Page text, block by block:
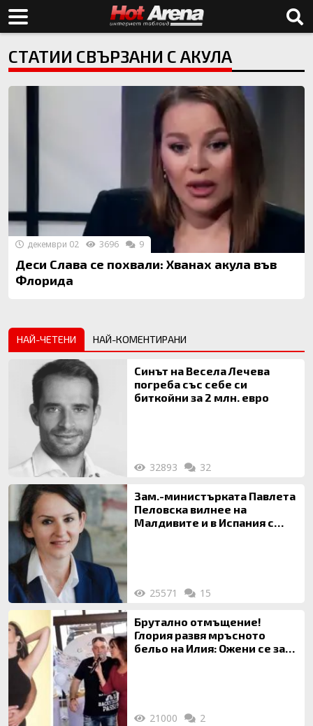
СТАТИИ СВЪРЗАНИ С АКУЛА
Деси Слава се похвали: Хванах акула във
Флорида
декември 02 3696 9
НАЙ-ЧЕТЕНИ НАЙ-КОМЕНТИРАНИ
Синът на Весела Лечева
погреба със себе си
биткойни за 2 млн. евро
32893 32
Зам.-министърката Павлета
Пеловска вилнее на
Малдивите и в Испания с
25571 15
Брутално отмъщение!
Глория развя мръсното
бельо на Илия: Ожени се за
21000 2